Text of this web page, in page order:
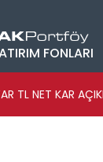
FONLARI
TL NET KAR